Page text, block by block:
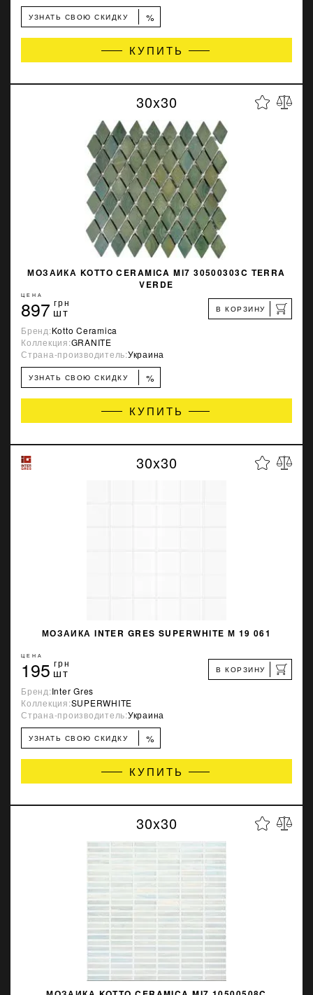
УЗНАТЬ СВОЮ СКИДКУ %
КУПИТЬ
30x30
МОЗАИКА KOTTO CERAMICA MI7 30500303C TERRA
VERDE
ЦЕНА
897 грн
шт В КОРЗИНУ
Бренд:Kotto Ceramica
Коллекция:GRANITE
Страна-производитель:Украина
УЗНАТЬ СВОЮ СКИДКУ %
КУПИТЬ
30x30
МОЗАИКА INTER GRES SUPERWHITE М 19 061
ЦЕНА
195 грн
шт В КОРЗИНУ
Бренд:Inter Gres
Коллекция:SUPERWHITE
Страна-производитель:Украина
УЗНАТЬ СВОЮ СКИДКУ %
КУПИТЬ
30x30